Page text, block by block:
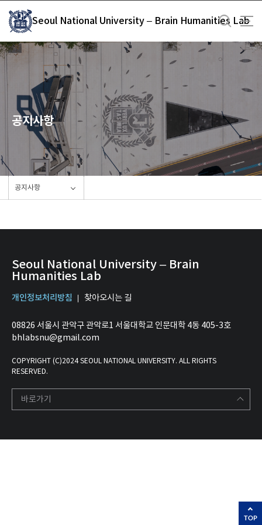
기
Seoul National University – Brain Humanities Lab
공지사항
공지사항
TOP
Seoul National University – Brain
Humanities Lab
개인정보처리방침 찾아오시는 길
08826 서울시 관악구 관악로1 서울대학교 인문대학 4동 405-3호
bhlabsnu@gmail.com
COPYRIGHT (C)2024 SEOUL NATIONAL UNIVERSITY. ALL RIGHTS
RESERVED.
바로가기